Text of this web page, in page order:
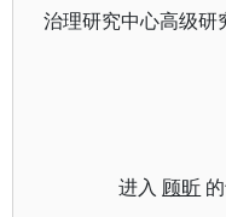
治理研究中心高级研
进入 顾昕